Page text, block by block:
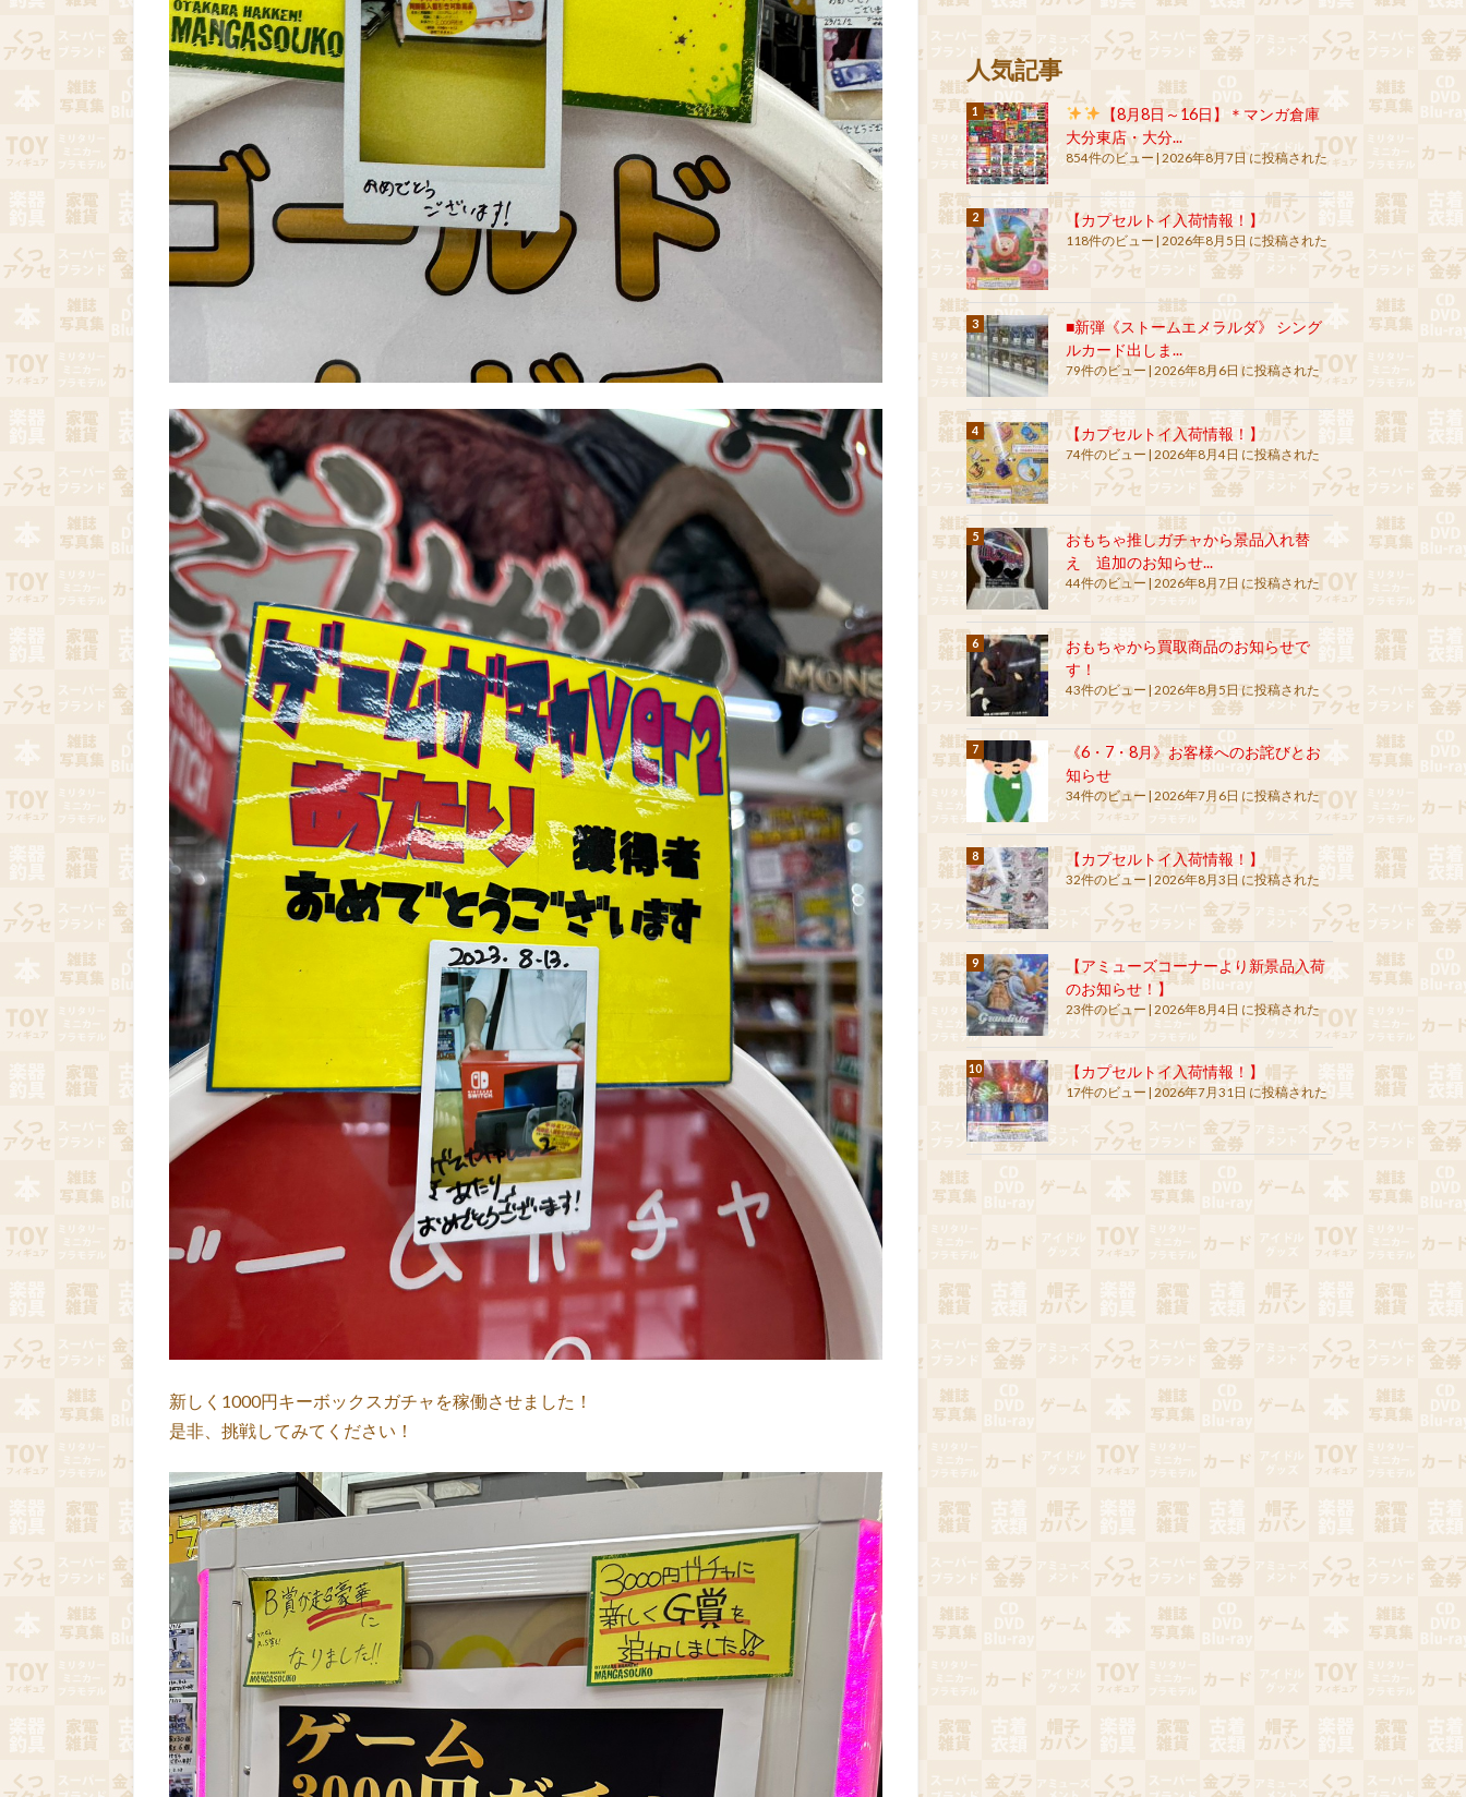
新しく1000円キーボックスガチャを稼働させました！
是非、挑戦してみてください！
人気記事
【8月8日～16日】＊マンガ倉庫
大分東店・大分...
854件のビュー | 2026年8月7日 に投稿された
【カプセルトイ入荷情報！】
118件のビュー 2026年8月5日 に投稿された
■新弾《ストームエメラルダ》 シング
ルカード出しま...
79件のビュー | 2026年8月6日 に投稿された
【カプセルトイ入荷情報！】
74件のビュー | 2026年8月4日 に投稿された
おもちゃ推しガチャから景品入れ替
え 追加のお知らせ...
44件のビュー 2026年8月7日 に投稿された
おもちゃから買取商品のお知らせで
す！
43件のビュー |2026年8月5日 に投稿された
《6・7・8月》お客様へのお詫びとお
知らせ
34件のビュー 2026年7月6日 に投稿された
【カプセルトイ入荷情報！】
32件のビュー | 2026年8月3日 に投稿された
【アミューズコーナーより新景品入荷
のお知らせ！】
23件のビュー | 2026年8月4日 に投稿された
【カプセルトイ入荷情報！】
17件のビュー 2026年7月31日 に投稿された